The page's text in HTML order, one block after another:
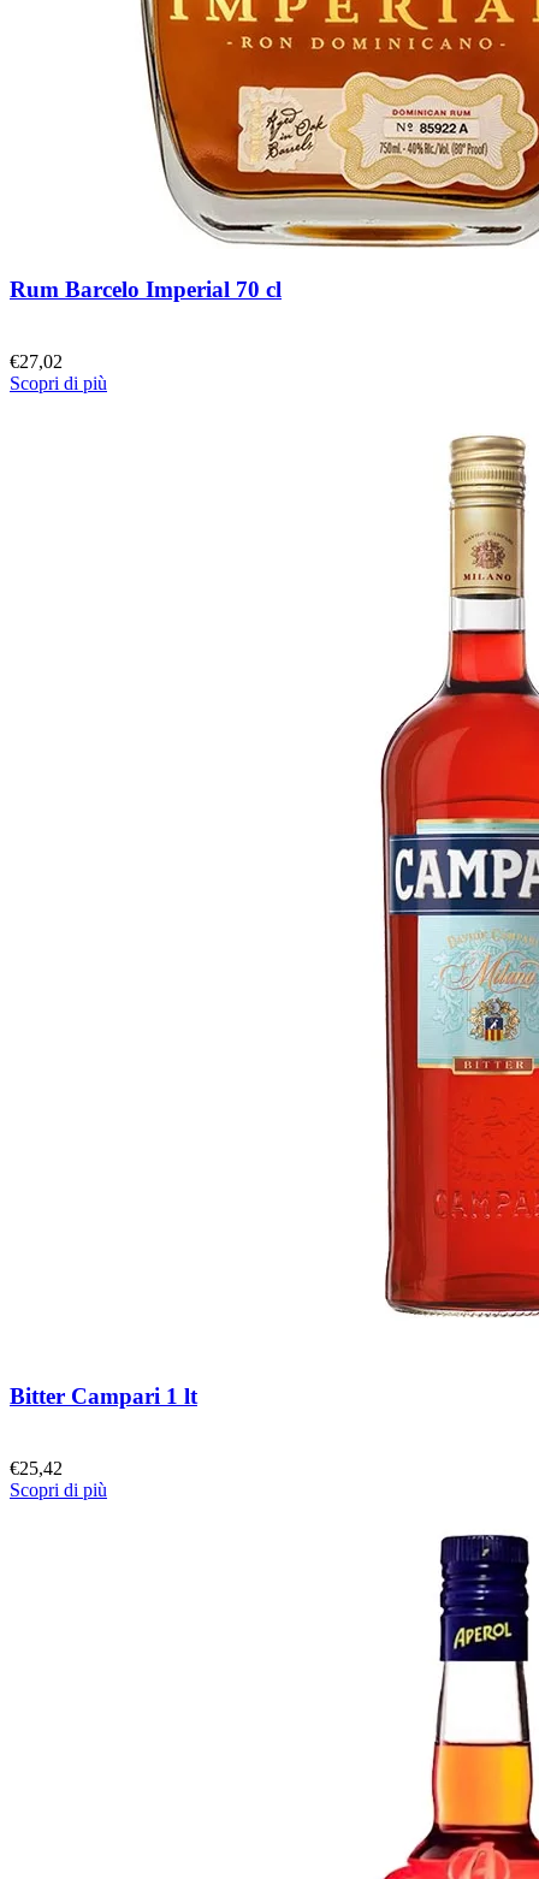
Rum Barcelo Imperial 70 cl
€27,02
Scopri di più
Bitter Campari 1 lt
€25,42
Scopri di più